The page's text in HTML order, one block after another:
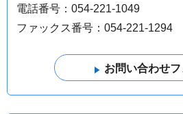
電話番号：054-221-1049
ファックス番号：054-221-1294